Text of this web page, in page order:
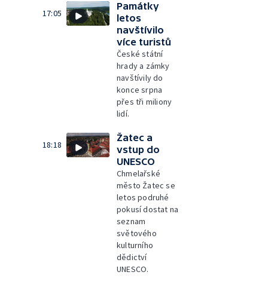
17:05
Památky
letos
navštívilo
více turistů
České státní
hrady a zámky
navštívily do
konce srpna
přes tři miliony
lidí.
18:18
Žatec a
vstup do
UNESCO
Chmelařské
město Žatec se
letos podruhé
pokusí dostat na
seznam
světového
kulturního
dědictví
UNESCO.